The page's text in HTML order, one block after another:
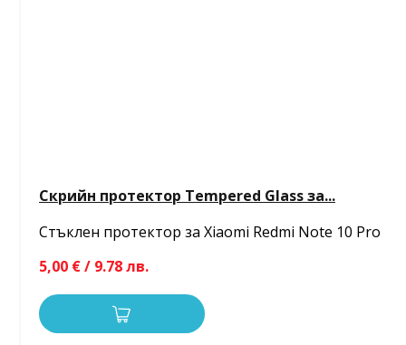
Скрийн протектор Tempered Glass за...
Стъклен протектор за Xiaomi Redmi Note 10 Pro
5,00 € / 9.78 лв.